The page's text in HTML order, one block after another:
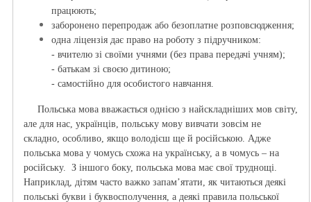
працюють;
заборонено перепродаж або безоплатне розповсюдження;
одна ліцензія дає право на роботу з підручником:
- вчителю зі своїми учнями (без права передачі учням);
- батькам зі своєю дитиною;
- самостійно для особистого навчання.
Польська мова вважається однією з найскладніших мов світу,
але для нас, українців, польську мову вивчати зовсім не
складно, особливо, якщо володієш ще й російською. Адже
польська мова у чомусь схожа на українську, а в чомусь – на
російську. З іншого боку, польська мова має свої труднощі.
Наприклад, дітям часто важко запам’ятати, як читаються деякі
польські букви і буквосполучення, а деякі правила польської